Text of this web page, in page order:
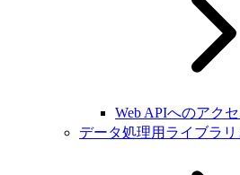
Web APIへのアク
データ処理用ライブラリ